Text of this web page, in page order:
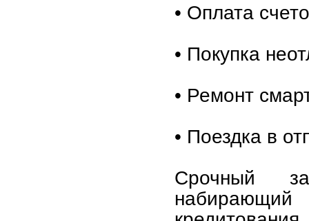
• Оплата
• Покупка
• Ремонт
• Поездка в
Срочный